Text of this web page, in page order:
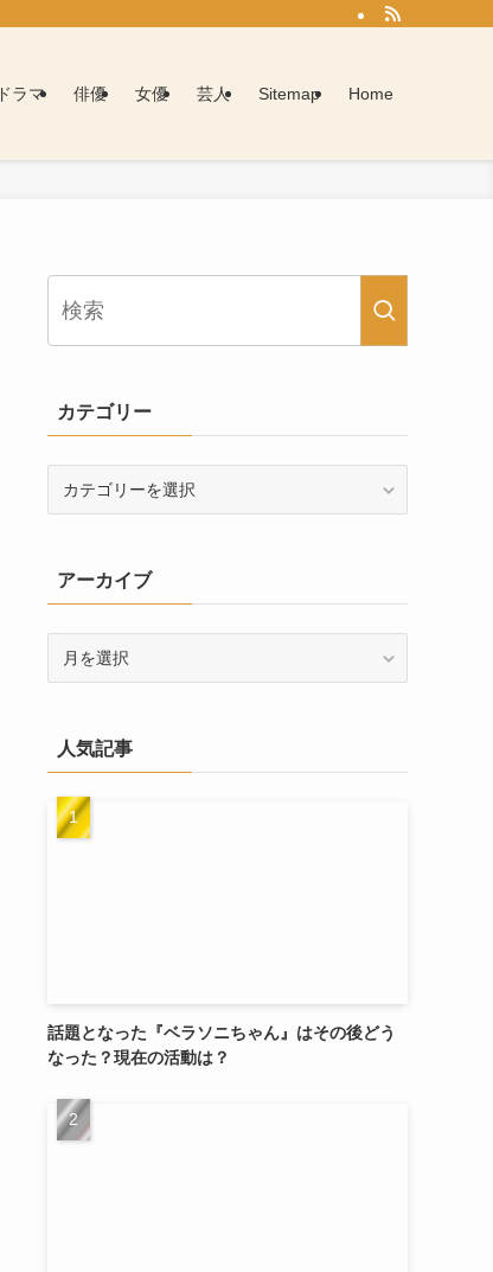
ドラマ 俳優 女優 芸人 Sitemap Home
カテゴリー
ーアーカイブ
ブ人気記事
話題となった『ベラソニちゃん』はその後どう
なった？現在の活動は？